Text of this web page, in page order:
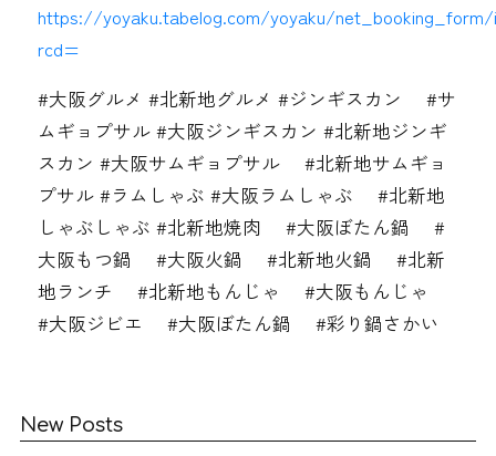
https://yoyaku.tabelog.com/yoyaku/net_booking_form/
rcd=
#大阪グルメ #北新地グルメ #ジンギスカン #サ
ムギョプサル #大阪ジンギスカン #北新地ジンギ
スカン #大阪サムギョプサル #北新地サムギョ
プサル #ラムしゃぶ #大阪ラムしゃぶ #北新地
しゃぶしゃぶ #北新地焼肉 #大阪ぼたん鍋 #
大阪もつ鍋 #大阪火鍋 #北新地火鍋 #北新
地ランチ #北新地もんじゃ #大阪もんじゃ
#大阪ジビエ #大阪ぼたん鍋 #彩り鍋さかい
New Posts